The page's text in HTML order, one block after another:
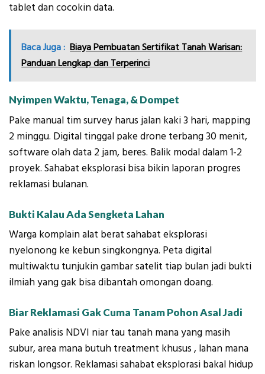
tablet dan cocokin data.
Baca Juga : Biaya Pembuatan Sertifikat Tanah Warisan:
Panduan Lengkap dan Terperinci
Nyimpen Waktu, Tenaga, & Dompet
Pake manual tim survey harus jalan kaki 3 hari, mapping
2 minggu. Digital tinggal pake drone terbang 30 menit,
software olah data 2 jam, beres. Balik modal dalam 1-2
proyek. Sahabat eksplorasi bisa bikin laporan progres
reklamasi bulanan.
Bukti Kalau Ada Sengketa Lahan
Warga komplain alat berat sahabat eksplorasi
nyelonong ke kebun singkongnya. Peta digital
multiwaktu tunjukin gambar satelit tiap bulan jadi bukti
ilmiah yang gak bisa dibantah omongan doang.
Biar Reklamasi Gak Cuma Tanam Pohon Asal Jadi
Pake analisis NDVI niar tau tanah mana yang masih
subur, area mana butuh treatment khusus , lahan mana
riskan longsor. Reklamasi sahabat eksplorasi bakal hidup